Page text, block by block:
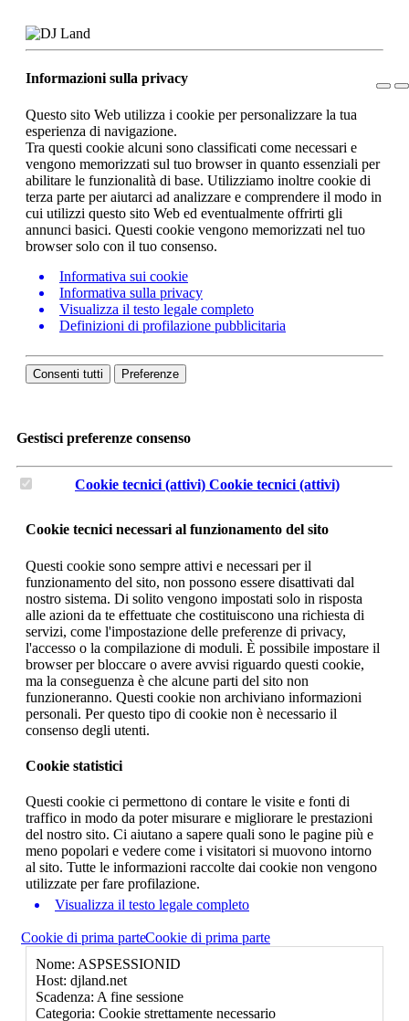
Informazioni sulla privacy
Questo sito Web utilizza i cookie per personalizzare la tua
esperienza di navigazione.
Tra questi cookie alcuni sono classificati come necessari e
vengono memorizzati sul tuo browser in quanto essenziali per
abilitare le funzionalità di base. Utilizziamo inoltre cookie di
terza parte per aiutarci ad analizzare e comprendere il modo in
cui utilizzi questo sito Web ed eventualmente offrirti gli
annunci basici. Questi cookie vengono memorizzati nel tuo
browser solo con il tuo consenso.
Informativa sui cookie
Informativa sulla privacy
Visualizza il testo legale completo
Definizioni di profilazione pubblicitaria
Consenti tutti Preferenze
Gestisci preferenze consenso
Cookie tecnici (attivi) Cookie tecnici (attivi)
Cookie tecnici necessari al funzionamento del sito
Questi cookie sono sempre attivi e necessari per il
funzionamento del sito, non possono essere disattivati dal
nostro sistema. Di solito vengono impostati solo in risposta
alle azioni da te effettuate che costituiscono una richiesta di
servizi, come l'impostazione delle preferenze di privacy,
l'accesso o la compilazione di moduli. È possibile impostare il
browser per bloccare o avere avvisi riguardo questi cookie,
ma la conseguenza è che alcune parti del sito non
funzioneranno. Questi cookie non archiviano informazioni
personali. Per questo tipo di cookie non è necessario il
consenso degli utenti.
Cookie statistici
Questi cookie ci permettono di contare le visite e fonti di
traffico in modo da poter misurare e migliorare le prestazioni
del nostro sito. Ci aiutano a sapere quali sono le pagine più e
meno popolari e vedere come i visitatori si muovono intorno
al sito. Tutte le informazioni raccolte dai cookie non vengono
utilizzate per fare profilazione.
Visualizza il testo legale completo
Cookie di prima parteCookie di prima parte
Nome: ASPSESSIONID
Host: djland.net
Scadenza: A fine sessione
Categoria: Cookie strettamente necessario